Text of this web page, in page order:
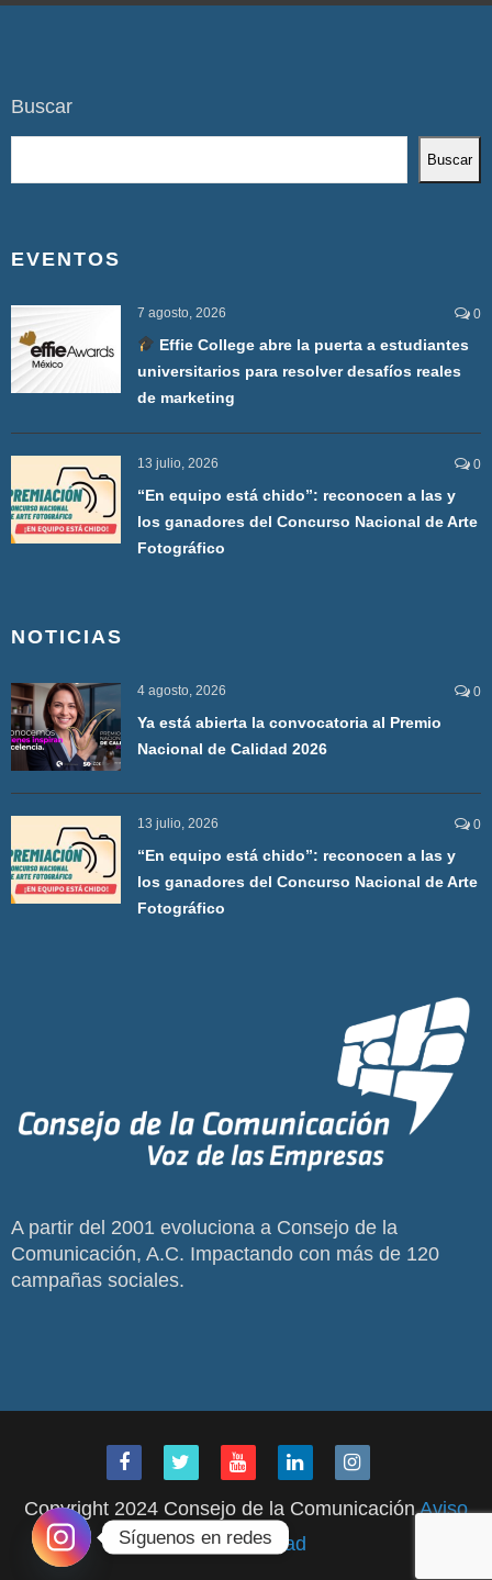
Buscar
Buscar
EVENTOS
7 agosto, 2026 0
Effie College abre la puerta a estudiantes
universitarios para resolver desafíos reales
de marketing
13 julio, 2026 0
“En equipo está chido”: reconocen a las y
los ganadores del Concurso Nacional de Arte
Fotográfico
NOTICIAS
4 agosto, 2026 0
Ya está abierta la convocatoria al Premio
Nacional de Calidad 2026
13 julio, 2026 0
“En equipo está chido”: reconocen a las y
los ganadores del Concurso Nacional de Arte
Fotográfico
A partir del 2001 evoluciona a Consejo de la
Comunicación, A.C. Impactando con más de 120
campañas sociales.
Copyright 2024 Consejo de la ComunicaciónAviso
de Privacidad
Síguenos en redes